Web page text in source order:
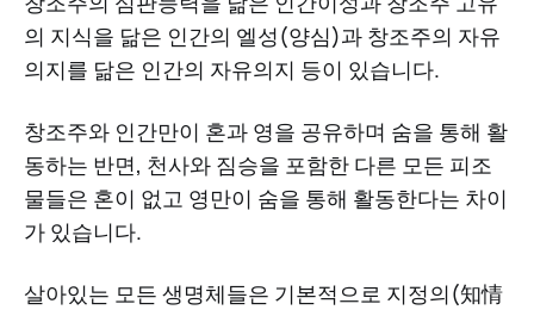
의 지식을 닮은 인간의 엘성(양심)과 창조주의 자유
의지를 닮은 인간의 자유의지 등이 있습니다.
창조주와 인간만이 혼과 영을 공유하며 숨을 통해 활
동하는 반면, 천사와 짐승을 포함한 다른 모든 피조
물들은 혼이 없고 영만이 숨을 통해 활동한다는 차이
가 있습니다.
살아있는 모든 생명체들은 기본적으로 지정의(知情